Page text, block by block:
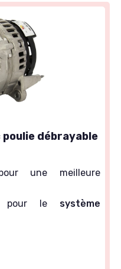
débrayable
une meilleure
pour le système